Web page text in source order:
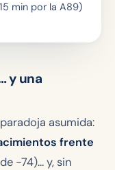
min por la A89)
y una
asumida:
frente
-74)… y, sin